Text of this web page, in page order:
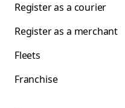
Register as a courier
Register as a merchant
Fleets
Franchise